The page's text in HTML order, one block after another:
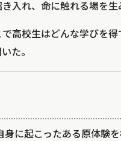
入れ、命に触れる場を生
高校生はどんな学びを
た。
に起こったある原体験